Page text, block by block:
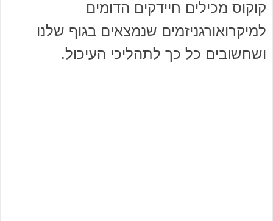
קוקוס מכילים חיידקים הדומים
למיקרואורגניזמים שנמצאים בגוף שלנו
ושחשובים כל כך לתהליכי העיכול.